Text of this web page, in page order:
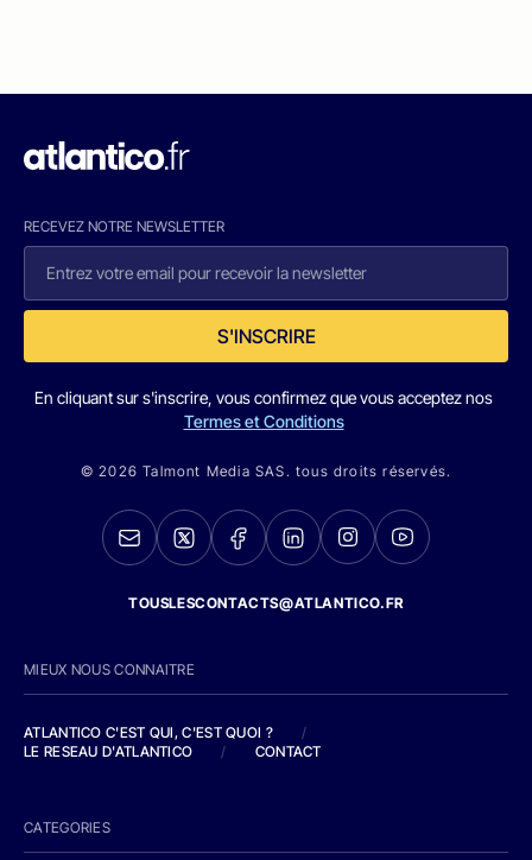
RECEVEZ NOTRE NEWSLETTER
S'INSCRIRE
En cliquant sur s'inscrire, vous confirmez que vous acceptez nos
Termes et Conditions
© 2026 Talmont Media SAS. tous droits réservés.
TOUSLESCONTACTS@ATLANTICO.FR
MIEUX NOUS CONNAITRE
ATLANTICO C'EST QUI, C'EST QUOI ?
/
LE RESEAU D'ATLANTICO
/ CONTACT
CATEGORIES